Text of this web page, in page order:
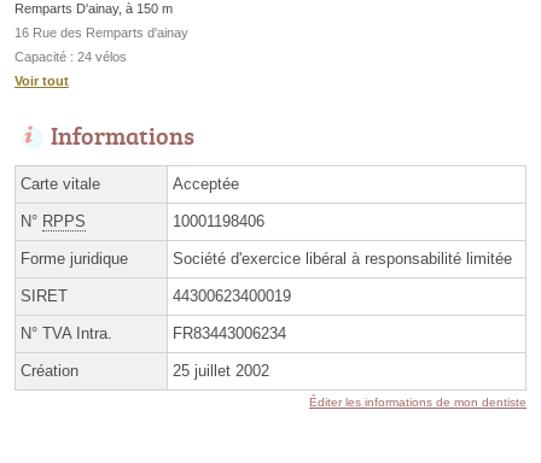
Remparts D'ainay, à 150 m
16 Rue des Remparts d'ainay
Capacité : 24 vélos
Voir tout
Informations
Carte vitale Acceptée
N° RPPS 10001198406
Forme juridique Société d'exercice libéral à responsabilité limitée
SIRET 44300623400019
N° TVA Intra. FR83443006234
Création 25 juillet 2002
Éditer les informations de mon dentiste